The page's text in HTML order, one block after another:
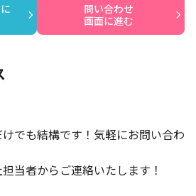
問い合わせ
画面に進む
でも結構です！気軽にお問い合わ
当者からご連絡いたします！